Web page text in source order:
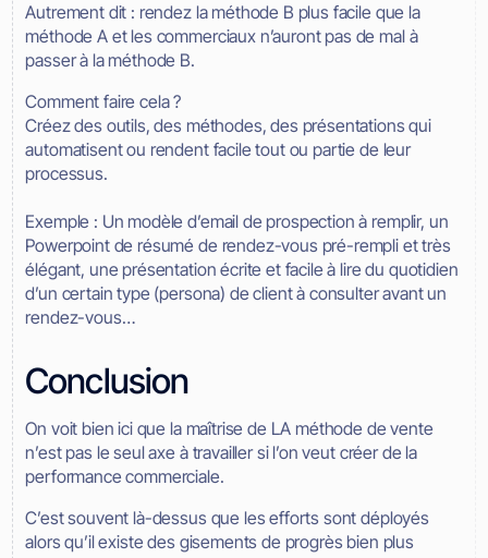
Autrement dit : rendez la méthode B plus facile que la
méthode A et les commerciaux n’auront pas de mal à
passer à la méthode B.
Comment faire cela ?
Créez des outils, des méthodes, des présentations qui
automatisent ou rendent facile tout ou partie de leur
processus.
Exemple : Un modèle d’email de prospection à remplir, un
Powerpoint de résumé de rendez-vous pré-rempli et très
élégant, une présentation écrite et facile à lire du quotidien
d’un certain type (persona) de client à consulter avant un
rendez-vous…
Conclusion
On voit bien ici que la maîtrise de LA méthode de vente
n’est pas le seul axe à travailler si l’on veut créer de la
performance commerciale.
C’est souvent là-dessus que les efforts sont déployés
alors qu’il existe des gisements de progrès bien plus